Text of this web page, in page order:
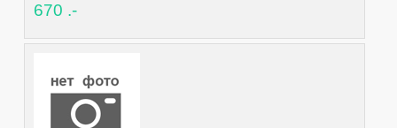
670 .-